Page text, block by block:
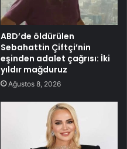
ABD’de öldürülen
Sebahattin Çiftçi’nin
eşinden adalet çağrısı: İki
yıldır mağduruz
Ağustos 8, 2026